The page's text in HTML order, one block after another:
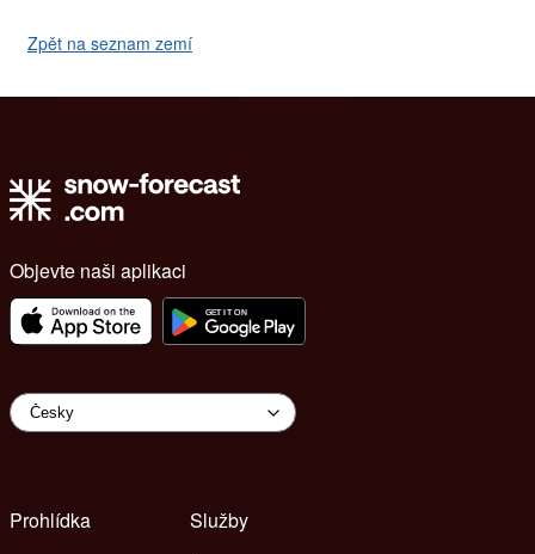
Zpět na seznam zemí
Objevte naši aplikaci
Prohlídka
Služby